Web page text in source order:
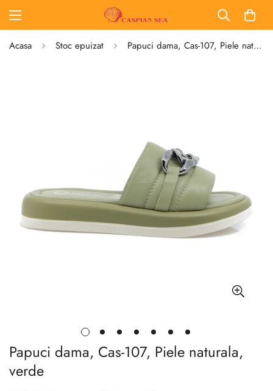
Acasa Stoc epuizat Papuci dama, Cas-107, Piele naturala, verde
Papuci dama, Cas-107, Piele naturala,
verde